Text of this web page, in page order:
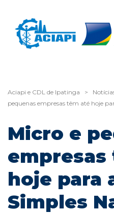
Aciapi e CDL de Ipatinga >
pequenas empresas têm até hoje
Micro e
empresas
hoje para
Simples